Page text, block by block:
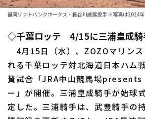
ファーム東地区
ファーム中地区
ファーム西地区
交流戦
北海道日本ハムファイターズ
東北楽天ゴールデンイーグルス
埼玉西武ライオンズ
千葉ロッテマリーンズ
設定
福岡ソフトバンクホークス・長谷川威展投手 ※写真は2024年
◇千葉ロッテ 4/15に三浦皇成騎
4月15日（水）、ZOZOマリンス
れる千葉ロッテ対北海道日本ハム
賛試合「JRA中山競馬場presents
ー」が開催。三浦皇成騎手が始球
定した。三浦騎手は、武豊騎手の